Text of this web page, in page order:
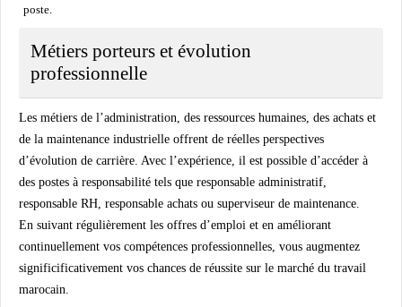
poste.
Métiers porteurs et évolution
professionnelle
Les métiers de l’administration, des ressources humaines, des achats et
de la maintenance industrielle offrent de réelles perspectives
d’évolution de carrière. Avec l’expérience, il est possible d’accéder à
des postes à responsabilité tels que responsable administratif,
responsable RH, responsable achats ou superviseur de maintenance.
En suivant régulièrement les offres d’emploi et en améliorant
continuellement vos compétences professionnelles, vous augmentez
significificativement vos chances de réussite sur le marché du travail
marocain.